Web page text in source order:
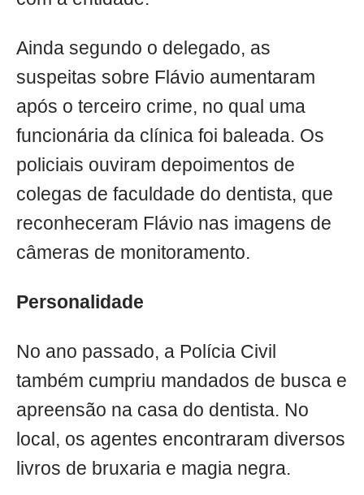
Ainda segundo o delegado, as
suspeitas sobre Flávio aumentaram
após o terceiro crime, no qual uma
funcionária da clínica foi baleada. Os
policiais ouviram depoimentos de
colegas de faculdade do dentista, que
reconheceram Flávio nas imagens de
câmeras de monitoramento.
Personalidade
No ano passado, a Polícia Civil
também cumpriu mandados de busca e
apreensão na casa do dentista. No
local, os agentes encontraram diversos
livros de bruxaria e magia negra.